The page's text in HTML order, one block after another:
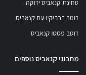
טחינת קנאביס ירוקה
רוטב ברביקיו עם קנאביס
רוטב פסטו קנאביס
מתכוני קנאביס נוספים